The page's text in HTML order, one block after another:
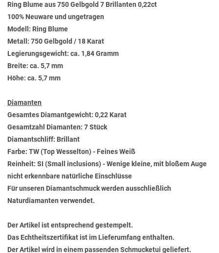
Ring Blume aus 750 Gelbgold 7 Brillanten 0,22ct
100% Neuware und ungetragen
Modell: Ring Blume
Metall: 750 Gelbgold / 18 Karat
Legierungsgewicht: ca. 1,84 Gramm
Breite: ca. 5,7 mm
Höhe: ca. 5,7 mm
Diamanten
Gesamtes Diamantgewicht: 0,22 Karat
Gesamtzahl Diamanten: 7 Stück
Diamantschliff: Brillant
Farbe: TW (Top Wesselton) - Feines Weiß
Reinheit: SI (Small inclusions) - Wenige kleine, mit bloßem Auge
nicht erkennbare natürliche Einschlüsse
Für unseren Diamantschmuck werden ausschließlich
Naturdiamanten verwendet.
Der Artikel ist entsprechend gestempelt.
Das Echtheitszertifikat ist im Lieferumfang enthalten.
Der Artikel wird in einem passenden Schmucketui geliefert.